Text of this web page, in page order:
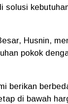
solusi
Husnin,
pokok
berikan
di bawah